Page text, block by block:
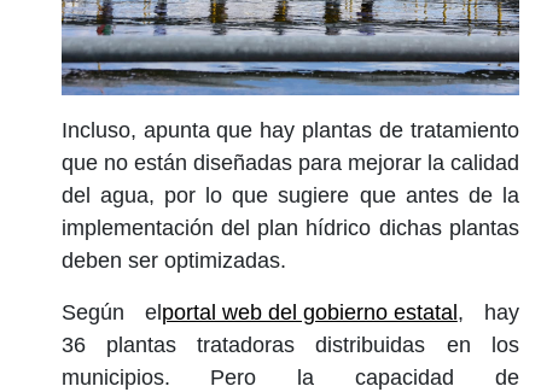
Incluso, apunta que hay plantas de tratamiento
que no están diseñadas para mejorar la calidad
del agua, por lo que sugiere que antes de la
implementación del plan hídrico dichas plantas
deben ser optimizadas.
Según el portal web del gobierno estatal , hay
36 plantas tratadoras distribuidas en los
municipios. Pero la capacidad de